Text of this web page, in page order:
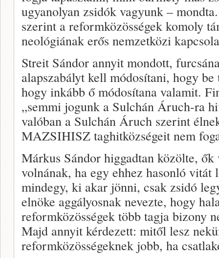
ugyanolyan zsidók vagyunk –
szerint a reformközösségek komoly
neológiának erős nemzetközi
Streit Sándor annyit mondott,
alapszabályt kell módosítani, hogy
hogy inkább ő módosítana valamit.
„semmi jogunk a Sulchán Áruch-ra
valóban a Sulchán Áruch szerint
MAZSIHISZ taghitközségeit nem
Márkus Sándor higgadtan közölte,
volnának, ha egy ehhez hasonló vitát
mindegy, ki akar jönni, csak zsidó
elnöke aggályosnak nevezte, hogy
reformközösségek több tagja bizony
Majd annyit kérdezett: mitől lesz
reformközösségeknek jobb, ha